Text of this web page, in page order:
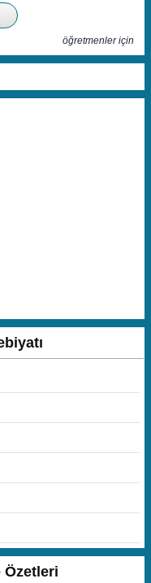
öğretmenler için
Özetleri